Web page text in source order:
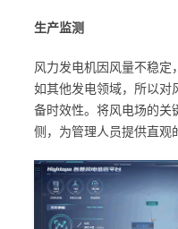
生产监测
风力发电机因风量不稳定
如其他发电领域，所以对
备时效性。将风电场的关
侧，为管理人员提供直观